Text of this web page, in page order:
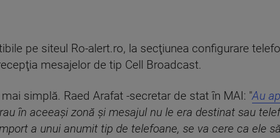
pe siteul Ro-alert.ro, la secţiunea configurare
mesajelor de tip Cell Broadcast.
simplă. Raed Arafat -secretar de stat în MAI: "Au
în aceeaşi zonă şi mesajul nu le era destinat sau
a unui anumit tip de telefoane, se va cere ca ele